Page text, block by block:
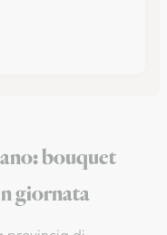
bouquet
giornata